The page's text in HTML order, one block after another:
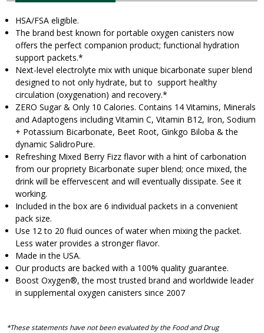
HSA/FSA eligible.
The brand best known for portable oxygen canisters now
offers the perfect companion product; functional hydration
support packets.*
Next-level electrolyte mix with unique bicarbonate super blend
designed to not only hydrate, but to support healthy
circulation (oxygenation) and recovery.*
ZERO Sugar & Only 10 Calories. Contains 14 Vitamins, Minerals
and Adaptogens including Vitamin C, Vitamin B12, Iron, Sodium
+ Potassium Bicarbonate, Beet Root, Ginkgo Biloba & the
dynamic SalidroPure.
Refreshing Mixed Berry Fizz flavor with a hint of carbonation
from our propriety Bicarbonate super blend; once mixed, the
drink will be effervescent and will eventually dissipate. See it
working.
Included in the box are 6 individual packets in a convenient
pack size.
Use 12 to 20 fluid ounces of water when mixing the packet.
Less water provides a stronger flavor.
Made in the USA.
Our products are backed with a 100% quality guarantee.
Boost Oxygen®, the most trusted brand and worldwide leader
in supplemental oxygen canisters since 2007
*These statements have not been evaluated by the Food and Drug